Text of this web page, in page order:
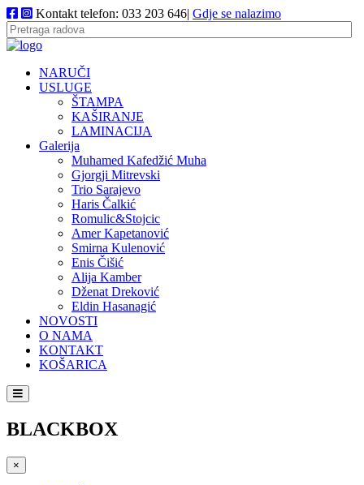
Kontakt telefon: 033 203 646| Gdje se nalazimo
NARUČI
USLUGE
ŠTAMPA
KAŠIRANJE
LAMINACIJA
Galerija
Muhamed Kafedžić Muha
Gjorgji Mitrevski
Trio Sarajevo
Haris Čalkić
Romulic&Stojcic
Amer Kapetanović
Smirna Kulenović
Enis Čišić
Alija Kamber
Dženat Dreković
Eldin Hasanagić
NOVOSTI
O NAMA
KONTAKT
KOŠARICA
BLACKBOX
×